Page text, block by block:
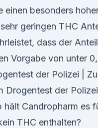
einen besonders
geringen THC
dass der Anteil
Vorgabe von unter
der Polizei | Zu
Drogentest der
hält Candropharm es
THC enthalten?